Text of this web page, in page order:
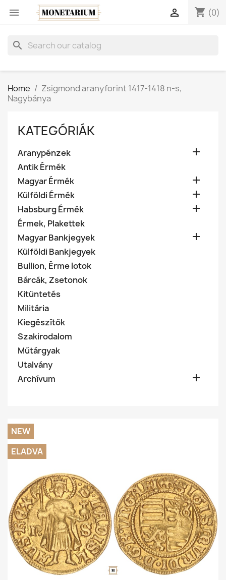
 shopping_cart (0)

search
Home
Zsigmond aranyforint 1417-1418 n-s,
Nagybánya
KATEGÓRIÁK
Aranypénzek 
Antik Érmék
Magyar Érmék

Külföldi Érmék 
Habsburg Érmék 
Érmek, Plakettek
Magyar Bankjegyek

Külföldi Bankjegyek
Bullion, Érme lotok
Bárcák, Zsetonok
Kitüntetés
Militária
Kiegészítők
Szakirodalom
Műtárgyak
Utalvány
Archívum

NEW
ELADVA